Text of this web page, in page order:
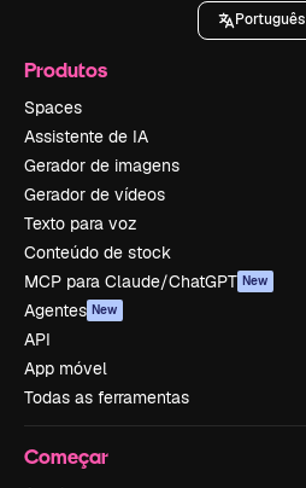
Português
Produtos
Spaces
Assistente de IA
Gerador de imagens
Gerador de vídeos
Texto para voz
Conteúdo de stock
MCP para Claude/ChatGPT New
Agentes New
API
App móvel
Todas as ferramentas
Começar